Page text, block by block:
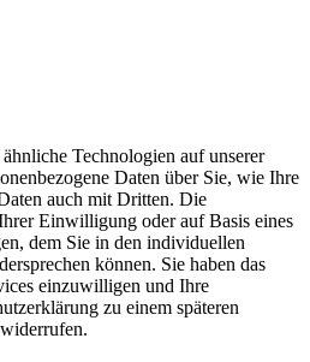
Technologien auf unserer
Daten über Sie, wie Ihre
auch mit Dritten. Die
Einwilligung oder auf Basis eines
dem Sie in den individuellen
können. Sie haben das
einzuwilligen und Ihre
zu einem späteren